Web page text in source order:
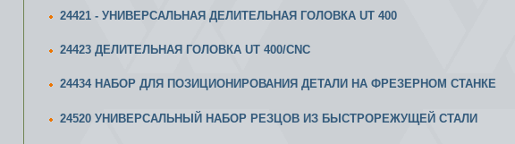
24421 - УНИВЕРСАЛЬНАЯ ДЕЛИТЕЛЬНАЯ ГОЛОВКА UT 400
24423 ДЕЛИТЕЛЬНАЯ ГОЛОВКА UT 400/CNC
24434 НАБОР ДЛЯ ПОЗИЦИОНИРОВАНИЯ ДЕТАЛИ НА ФРЕЗЕРНОМ СТАНКЕ
24520 УНИВЕРСАЛЬНЫЙ НАБОР РЕЗЦОВ ИЗ БЫСТРОРЕЖУЩЕЙ СТАЛИ